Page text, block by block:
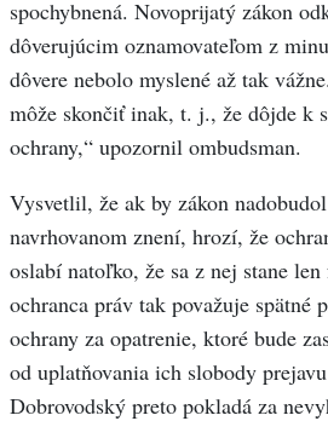
spochybnená. Novoprijatý zákon
dôverujúcim oznamovateľom z
dôvere nebolo myslené až tak
môže skončiť inak, t. j., že dôjde k
ochrany,“ upozornil ombudsman.
Vysvetlil, že ak by zákon
navrhovanom znení, hrozí, že
oslabí natoľko, že sa z nej stane
ochranca práv tak považuje spätné
ochrany za opatrenie, ktoré bude
od uplatňovania ich slobody
Dobrovodský preto pokladá za